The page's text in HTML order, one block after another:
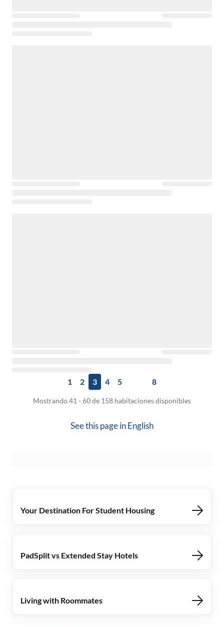
1 2 3 4 5 8
Mostrando 41 - 60 de 158 habitaciones disponibles
See this page inEnglish
Your Destination For Student Housing
PadSplit vs Extended Stay Hotels
Living with Roommates